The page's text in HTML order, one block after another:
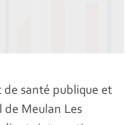
santé publique et
Meulan Les